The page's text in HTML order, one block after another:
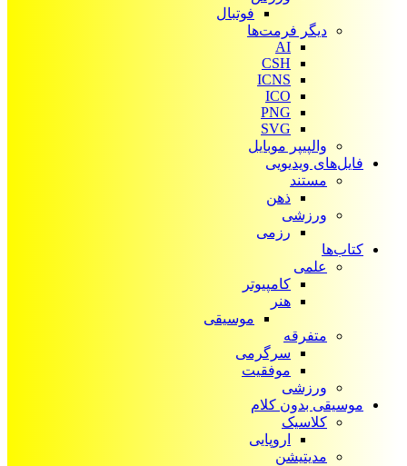
فوتبال
دیگر فرمت‌ها
AI
CSH
ICNS
ICO
PNG
SVG
والپیپر موبایل
فایل‌های ویدیویی
مستند
ذهن
ورزشی
رزمی
کتاب‌ها
علمی
کامپیوتر
هنر
موسیقی
متفرقه
سرگرمی
موفقیت
ورزشی
موسیقی بدون کلام
کلاسیک
اروپایی
مدیتیشن